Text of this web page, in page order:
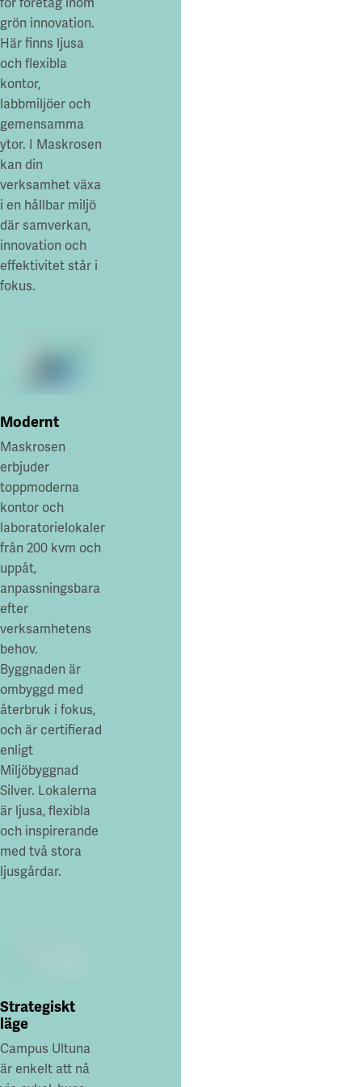
för företag inom
grön innovation.
Här finns ljusa
och flexibla
kontor,
labbmiljöer och
gemensamma
ytor. I Maskrosen
kan din
verksamhet växa
i en hållbar miljö
där samverkan,
innovation och
effektivitet står i
fokus.
Modernt
Maskrosen
erbjuder
toppmoderna
kontor och
laboratorielokaler
från 200 kvm och
uppåt,
anpassningsbara
efter
verksamhetens
behov.
Byggnaden är
ombyggd med
återbruk i fokus,
och är certifierad
enligt
Miljöbyggnad
Silver. Lokalerna
är ljusa, flexibla
och inspirerande
med två stora
ljusgårdar.
Strategiskt
läge
Campus Ultuna
är enkelt att nå